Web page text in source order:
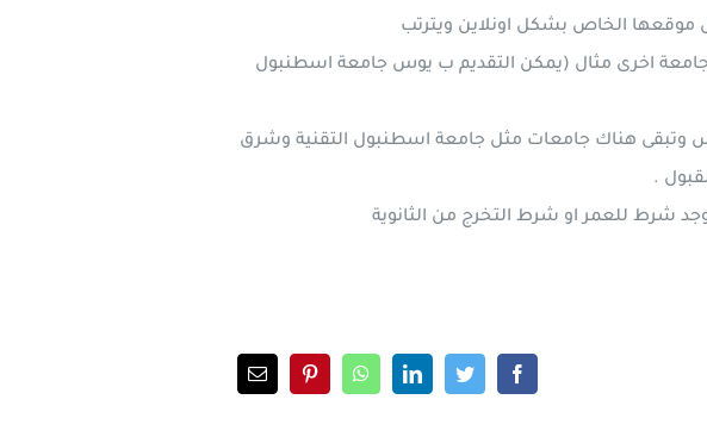
موقعها الخاص بشكل اونلاين ويترتب
جامعة اخرى مثال (يمكن التقديم ب يوس جامعة اسطنبول
وتبقى هناك جامعات مثل جامعة اسطنبول التقنية وشرق
.
شرط للعمر او شرط التخرج من الثانوية